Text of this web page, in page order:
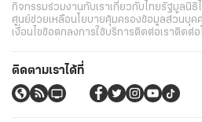
กิจกรรมร่วมงานกับเราเกี่ยวกับไทยรัฐมูลนิธิ
ศูนย์ช่วยเหลือนโยบายคุ้มครองข้อมูลส่วนบุค
เงื่อนไขข้อตกลงการใช้บริการติดต่อเราติดต่
ติดตามเราได้ที่